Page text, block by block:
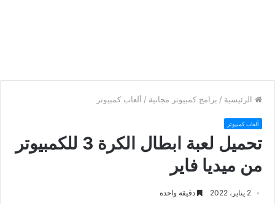
الرئيسية / برامج كمبيوتر مجانية / ألعاب كمبيوتر
ألعاب كمبيوتر
تحميل لعبة ابطال الكرة 3 للكمبيوتر
من ميديا فاير
2 يناير، 2022 دقيقة واحدة